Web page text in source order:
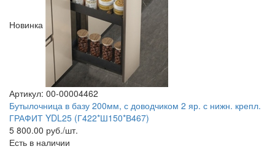
Новинка
Артикул: 00-00004462
Бутылочница в базу 200мм, с доводчиком 2 яр. с нижн. крепл.
ГРАФИТ YDL25 (Г422*Ш150*В467)
5 800.00 руб./шт.
Есть в наличии